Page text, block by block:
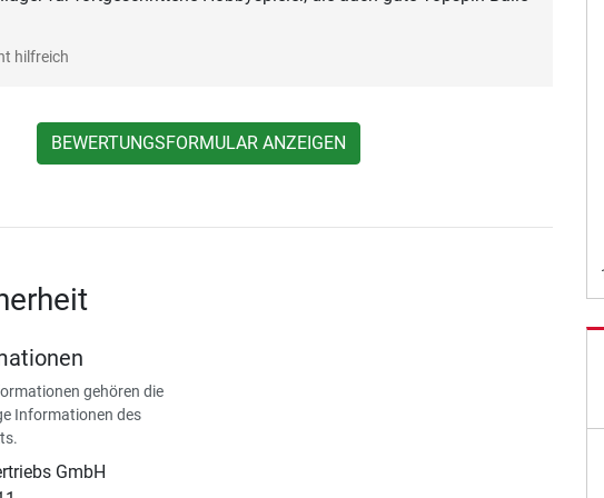
hilfreich
BEWERTUNGSFORMULAR ANZEIGEN
gehören die
Informationen des
GmbH